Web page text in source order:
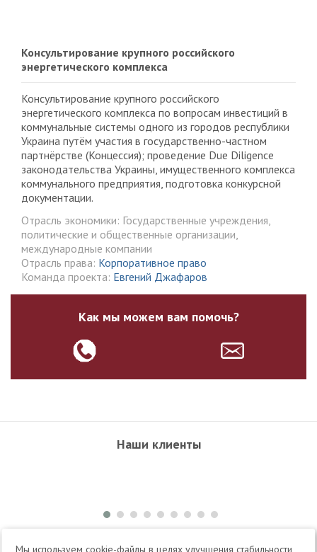
Консультирование крупного российского
энергетического комплекса
Консультирование крупного российского
энергетического комплекса по вопросам инвестиций в
коммунальные системы одного из городов республики
Украина путём участия в государственно-частном
партнёрстве (Концессия); проведение Due Diligence
законодательства Украины, имущественного комплекса
коммунального предприятия, подготовка конкурсной
документации.
Отрасль экономики: Государственные учреждения,
политические и общественные организации,
международные компании
Отрасль права: Корпоративное право
Команда проекта: Евгений Джафаров
Как мы можем вам помочь?
Наши клиенты
+7 495 504-34-61
Мы используем cookie-файлы в целях улучшения стабильности